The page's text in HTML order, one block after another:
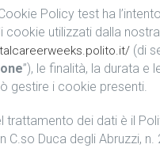
Policy test ha
cookie utilizzati dalla
(di
”), le finalità, la durata e
gestire i cookie presenti.
trattamento dei dati è il
C.so Duca degli Abruzzi, n.